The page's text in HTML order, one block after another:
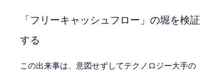
「フリーキャッシュフロー」の堀を検証
する
この出来事は、意図せずしてテクノロジー大手の